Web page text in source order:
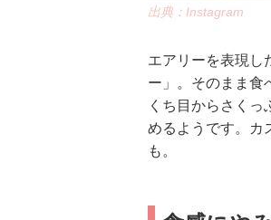
出典：Instagram
エアリーを表現し
ー」。そのまま食
くち目からさく
めるようです。カ
も。